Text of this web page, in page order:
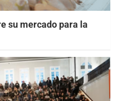
su mercado para la